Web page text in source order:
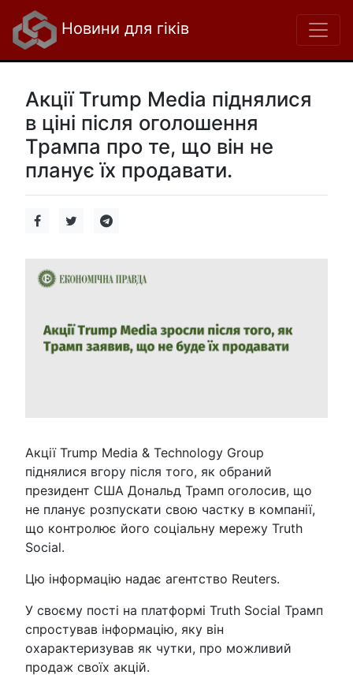
Новини для гіків
Акції Trump Media піднялися
в ціні після оголошення
Трампа про те, що він не
планує їх продавати.
Акції Trump Media & Technology Group
піднялися вгору після того, як обраний
президент США Дональд Трамп оголосив, що
не планує розпускати свою частку в компанії,
що контролює його соціальну мережу Truth
Social.
Цю інформацію надає агентство Reuters.
У своєму пості на платформі Truth Social Трамп
спростував інформацію, яку він
охарактеризував як чутки, про можливий
продаж своїх акцій.